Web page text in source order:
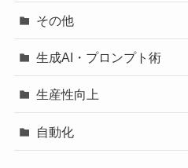
その他
生成AI・プロンプト術
生産性向上
自動化